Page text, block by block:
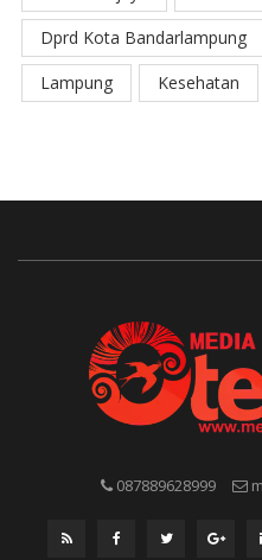
Dprd Kota Bandarlampung
Lampung
Kesehatan
087889628999